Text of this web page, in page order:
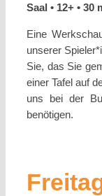
Saal • 12+ • 30
Eine
unserer
Sie, das Sie
einer Tafel auf
uns bei der
benötigen.